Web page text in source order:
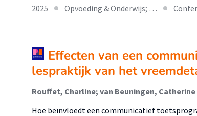
2025
Opvoeding & Onderwijs; …
Effecten van een
lespraktijk van het
Hoe beïnvloedt een communicatief